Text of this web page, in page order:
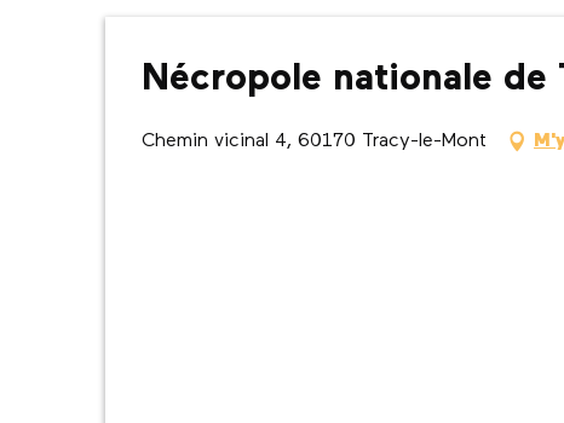
Nécropole nationale
Chemin vicinal 4, 60170 Tracy-le-Mont